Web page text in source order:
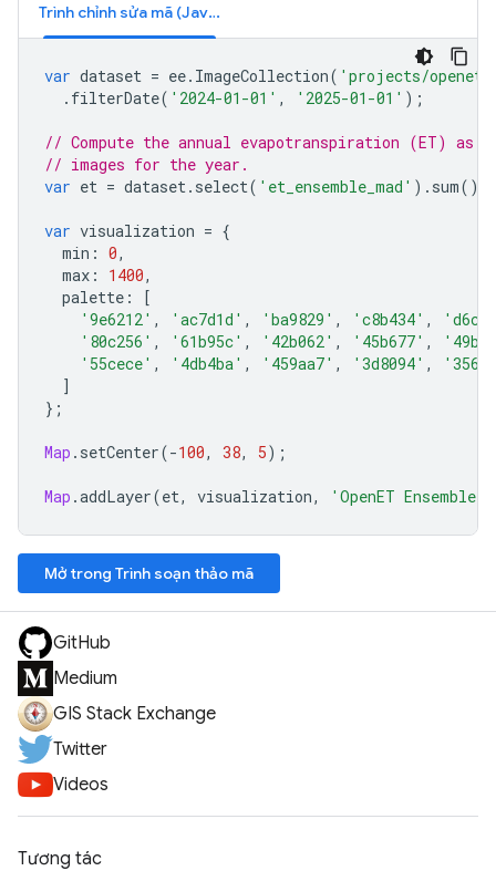
Trình chỉnh sửa mã (JavaScript)
var dataset = ee. ImageCollection( 'projects/openet/
. filterDate( '2024-01-01' , '2025-01-01' );
// Compute the annual evapotranspiration (ET) as
// images for the year.
var et = dataset . select( 'et_ensemble_mad' ). sum();
var visualization = {
min : 0,
max : 1400,
palette :
[
'9e6212' , 'ac7d1d' , 'ba9829' , 'c8b434' ,
'80c256' , '61b95c' , '42b062' , '45b677' ,
'55cece' , '4db4ba' , '459aa7' , '3d8094' ,
]
};
Map . setCenter(-100, 38, 5);
Map .addLayer(et, visualization, 'OpenET Ensemble
Mở trong Trình soạn thảo mã
GitHub
Medium
GIS Stack Exchange
Twitter
Videos
Tương tác